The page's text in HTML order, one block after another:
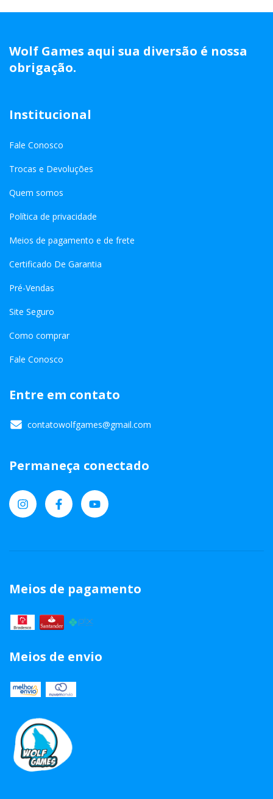
Wolf Games aqui sua diversão é nossa
obrigação.
Institucional
Fale Conosco
Trocas e Devoluções
Quem somos
Política de privacidade
Meios de pagamento e de frete
Certificado De Garantia
Pré-Vendas
Site Seguro
Como comprar
Fale Conosco
Entre em contato
contatowolfgames@gmail.com
Permaneça conectado
Meios de pagamento
Meios de envio